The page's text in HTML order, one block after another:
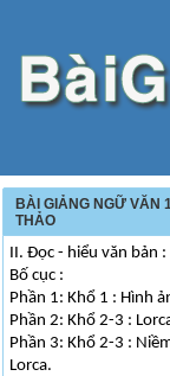
BÀI GIẢNG NGỮ VĂN
THẢO
II. Đọc - hiểu văn bản :
Bố cục :
Phần 1: Khổ 1 : Hình
Phần 2: Khổ 2-3 :
Phần 3: Khổ 2-3 :
Lorca.